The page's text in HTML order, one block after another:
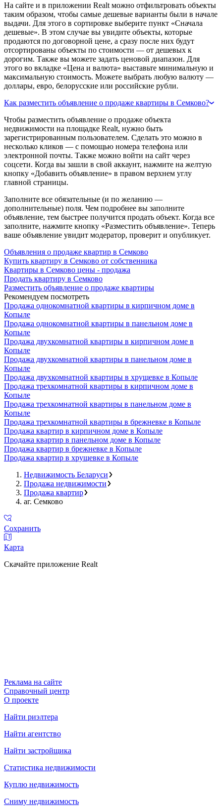
На сайте и в приложении Realt можно отфильтровать объекты
таким образом, чтобы самые дешевые варианты были в начале
выдачи. Для этого в сортировке выберите пункт «Сначала
дешевые». В этом случае вы увидите объекты, которые
продаются по договорной цене, а сразу после них будут
отсортированы объекты по стоимости — от дешевых к
дорогим. Также вы можете задать ценовой диапазон. Для
этого во вкладке «Цена и валюта» выставьте минимальную и
максимальную стоимость. Можете выбрать любую валюту —
доллары, евро, белорусские или российские рубли.
Как разместить объявление о продаже квартиры в Семково?
Чтобы разместить объявление о продаже объекта
недвижимости на площадке Realt, нужно быть
зарегистрированным пользователем. Сделать это можно в
несколько кликов — с помощью номера телефона или
электронной почты. Также можно войти на сайт через
соцсети. Когда вы зашли в свой аккаунт, нажмите на желтую
кнопку «Добавить объявление» в правом верхнем углу
главной страницы.
Заполните все обязательные (и по желанию —
дополнительные) поля. Чем подробнее вы заполните
объявление, тем быстрее получится продать объект. Когда все
заполните, нажмите кнопку «Разместить объявление». Теперь
ваше объявление увидит модератор, проверит и опубликует.
Объявления о продаже квартир в Семково
Купить квартиру в Семково от собственника
Квартиры в Семково цены - продажа
Продать квартиру в Семково
Разместить объявление о продаже квартиры
Рекомендуем посмотреть
Продажа однокомнатной квартиры в кирпичном доме в
Копыле
Продажа однокомнатной квартиры в панельном доме в
Копыле
Продажа двухкомнатной квартиры в кирпичном доме в
Копыле
Продажа двухкомнатной квартиры в панельном доме в
Копыле
Продажа двухкомнатной квартиры в хрущевке в Копыле
Продажа трехкомнатной квартиры в кирпичном доме в
Копыле
Продажа трехкомнатной квартиры в панельном доме в
Копыле
Продажа трехкомнатной квартиры в брежневке в Копыле
Продажа квартир в кирпичном доме в Копыле
Продажа квартир в панельном доме в Копыле
Продажа квартир в брежневке в Копыле
Продажа квартир в хрущевке в Копыле
Недвижимость Беларуси
Продажа недвижимости
Продажа квартир
аг. Семково
Сохранить
Карта
Скачайте приложение Realt
Реклама на сайте
Справочный центр
О проекте
Найти риэлтера
Найти агентство
Найти застройщика
Статистика недвижимости
Куплю недвижимость
Сниму недвижимость